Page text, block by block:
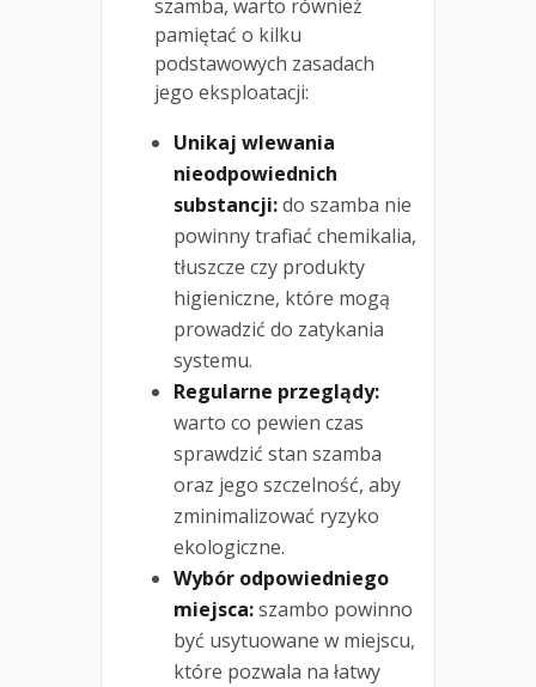
szamba, warto również
pamiętać o kilku
podstawowych zasadach
jego eksploatacji:
Unikaj wlewania
nieodpowiednich
substancji:do szamba nie
powinny trafiać chemikalia,
tłuszcze czy produkty
higieniczne, które mogą
prowadzić do zatykania
systemu.
Regularne przeglądy:
warto co pewien czas
sprawdzić stan szamba
oraz jego szczelność, aby
zminimalizować ryzyko
ekologiczne.
Wybór odpowiedniego
miejsca:szambo powinno
być usytuowane w miejscu,
które pozwala na łatwy